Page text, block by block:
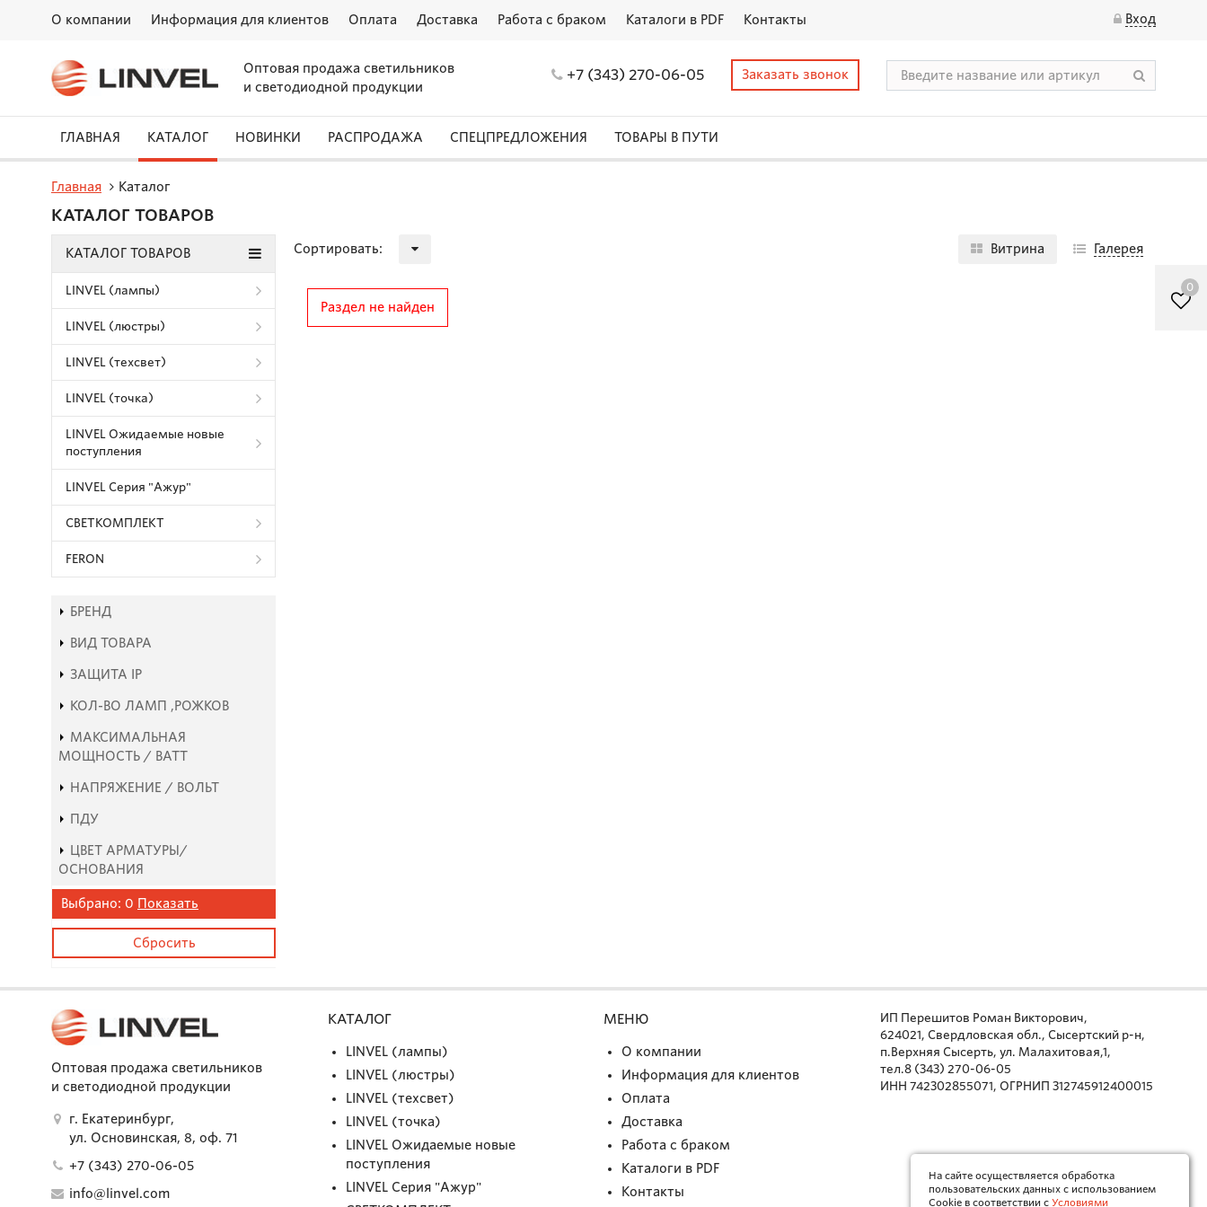
О компании Информация для клиентов Оплата Доставка Работа с браком Каталоги в PDF Контакты Вход
Оптовая продажа светильников
и светодиодной продукции
+7 (343) 270-06-05 Заказать звонок
ГЛАВНАЯ КАТАЛОГ НОВИНКИ РАСПРОДАЖА СПЕЦПРЕДЛОЖЕНИЯ ТОВАРЫ В ПУТИ
Главная Каталог
КАТАЛОГ ТОВАРОВ
КАТАЛОГ ТОВАРОВ
LINVEL (лампы)
LINVEL (люстры)
LINVEL (техсвет)
LINVEL (точка)
LINVEL Ожидаемые новые
поступления
LINVEL Серия "Ажур"
СВЕТКОМПЛЕКТ
FERON
БРЕНД
ВИД ТОВАРА
ЗАЩИТА IP
КОЛ-ВО ЛАМП ,РОЖКОВ
МАКСИМАЛЬНАЯ
МОЩНОСТЬ / ВАТТ
НАПРЯЖЕНИЕ / ВОЛЬТ
ПДУ
ЦВЕТ АРМАТУРЫ/
ОСНОВАНИЯ
Выбрано: 0 Показать
Сортировать: Витрина Галерея
Раздел не найден
Оптовая продажа светильников
и светодиодной продукции
г. Екатеринбург,
ул. Основинская, 8, оф. 71
+7 (343) 270-06-05
info@linvel.com
КАТАЛОГ
LINVEL (лампы)
LINVEL (люстры)
LINVEL (техсвет)
LINVEL (точка)
LINVEL Ожидаемые новые
поступления
LINVEL Серия "Ажур"
МЕНЮ
О компании
Информация для клиентов
Оплата
Доставка
Работа с браком
Каталоги в PDF
Контакты
ИП Перешитов Роман Викторович,
624021, Свердловская обл., Сысертский р-н,
п.Верхняя Сысерть, ул. Малахитовая,1,
тел.8 (343) 270-06-05
ИНН 742302855071, ОГРНИП 312745912400015
На сайте осуществляется обработка
пользовательских данных с использованием
Cookie в соответствии с Условиями
0